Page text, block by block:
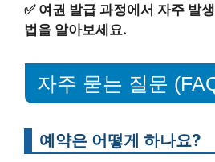
✅ 여권 발급 과정에서 자주 발
법을 알아보세요.
자주 묻는 질문
예약은 어떻게 하나요?